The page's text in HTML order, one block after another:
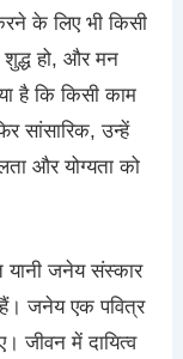
के लिए भी किसी
शुद्ध हो, और मन
है कि किसी काम
सांसारिक, उन्हें
और योग्यता को
यानी जनेय संस्कार
हैं। जनेय एक पवित्र
जीवन में दायित्व